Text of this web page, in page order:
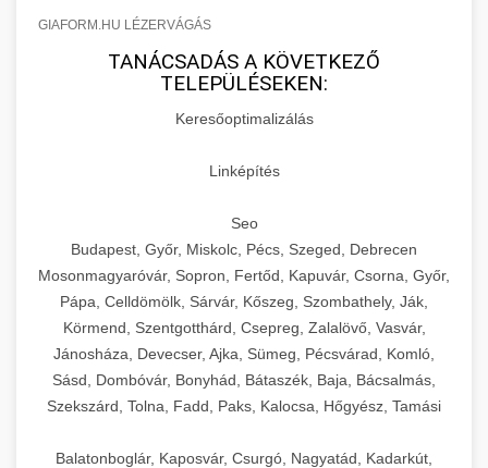
GIAFORM.HU LÉZERVÁGÁS
TANÁCSADÁS A KÖVETKEZŐ
TELEPÜLÉSEKEN:
Keresőoptimalizálás
Linképítés
Seo
Budapest, Győr, Miskolc, Pécs, Szeged, Debrecen
Mosonmagyaróvár, Sopron, Fertőd, Kapuvár, Csorna, Győr,
Pápa, Celldömölk, Sárvár, Kőszeg, Szombathely, Ják,
Körmend, Szentgotthárd, Csepreg, Zalalövő, Vasvár,
Jánosháza, Devecser, Ajka, Sümeg, Pécsvárad, Komló,
Sásd, Dombóvár, Bonyhád, Bátaszék, Baja, Bácsalmás,
Szekszárd, Tolna, Fadd, Paks, Kalocsa, Hőgyész, Tamási
Balatonboglár, Kaposvár, Csurgó, Nagyatád, Kadarkút,